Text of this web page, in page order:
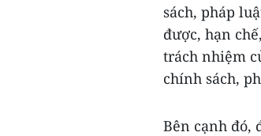
sách, pháp
được, hạn
trách nhiệm
chính sách,
Bên cạnh đó,